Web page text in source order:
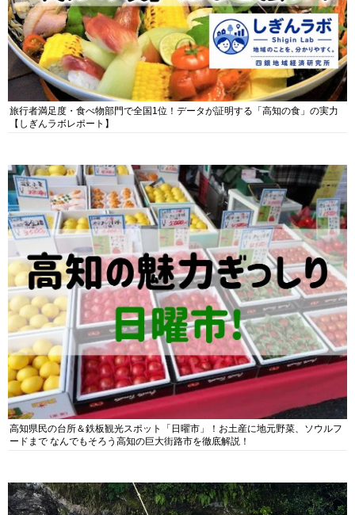
旅行者満足度・食べ物部門で全国1位！データが証明する「高知の食」の実力
【しぎんラボレポート】
高知県民の台所＆鉄板観光スポット「日曜市」！お土産に地元野菜、ソウルフ
ードまで なんでもそろう高知の巨大街路市を徹底解説！